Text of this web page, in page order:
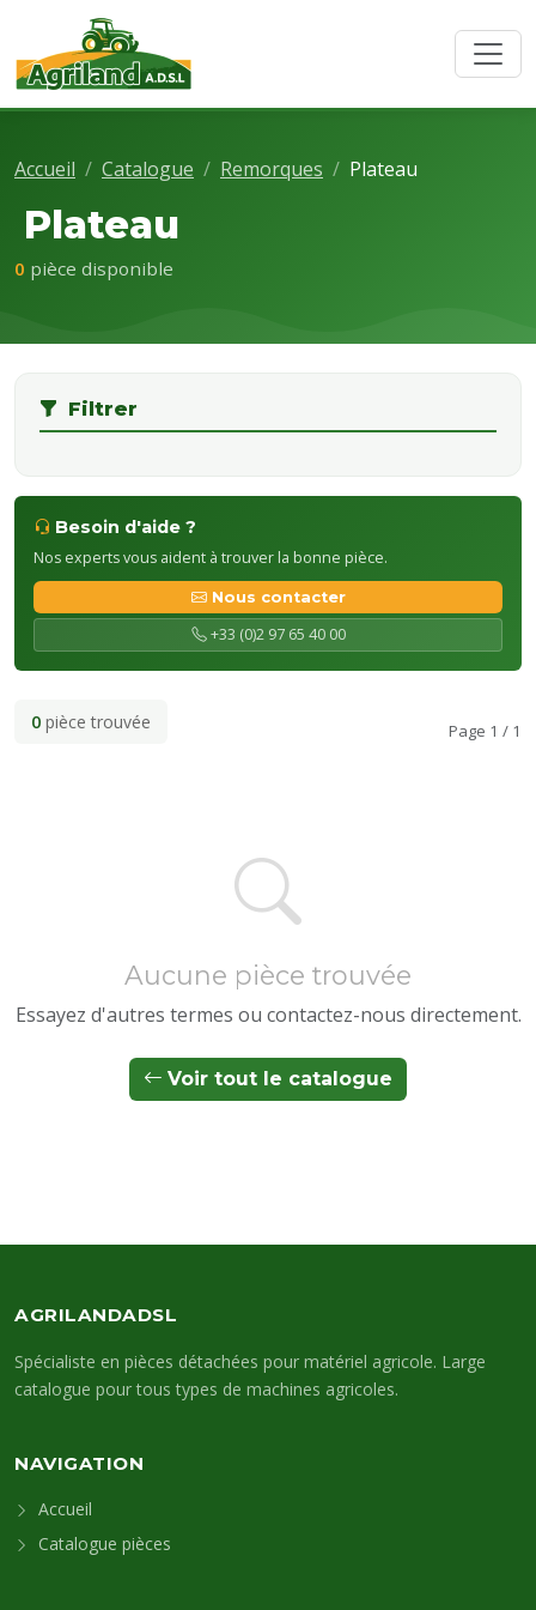
Accueil Catalogue Remorques Plateau
Plateau
0 pièce disponible
Filtrer
Besoin d'aide ?
Nos experts vous aident à trouver la bonne pièce.
Nous contacter
+33 (0)2 97 65 40 00
0 pièce trouvée Page 1 / 1
Aucune pièce trouvée
Essayez d'autres termes ou contactez-nous directement.
Voir tout le catalogue
AGRILANDADSL
Spécialiste en pièces détachées pour matériel agricole. Large
catalogue pour tous types de machines agricoles.
NAVIGATION
Accueil
Catalogue pièces